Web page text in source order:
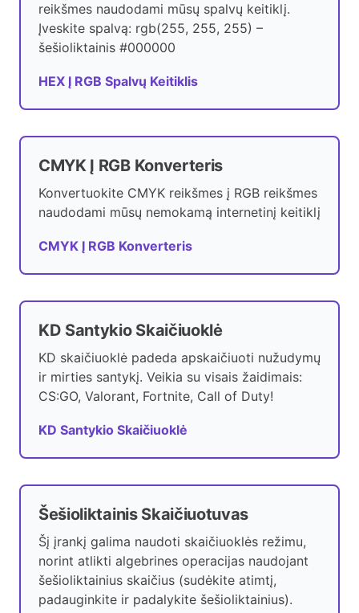
reikšmes naudodami mūsų spalvų keitiklį.
Įveskite spalvą: rgb(255, 255, 255) –
šešioliktainis #000000
HEX Į RGB Spalvų Keitiklis
CMYK Į RGB Konverteris
Konvertuokite CMYK reikšmes į RGB reikšmes
naudodami mūsų nemokamą internetinį keitiklį
CMYK Į RGB Konverteris
KD Santykio Skaičiuoklė
KD skaičiuoklė padeda apskaičiuoti nužudymų
ir mirties santykį. Veikia su visais žaidimais:
CS:GO, Valorant, Fortnite, Call of Duty!
KD Santykio Skaičiuoklė
Šešioliktainis Skaičiuotuvas
Šį įrankį galima naudoti skaičiuoklės režimu,
norint atlikti algebrines operacijas naudojant
šešioliktainius skaičius (sudėkite atimtį,
padauginkite ir padalykite šešioliktainius).